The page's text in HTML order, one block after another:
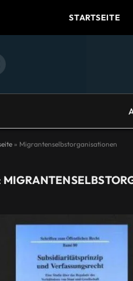
STARTSEITE
» Migrantenselbstorganisationen